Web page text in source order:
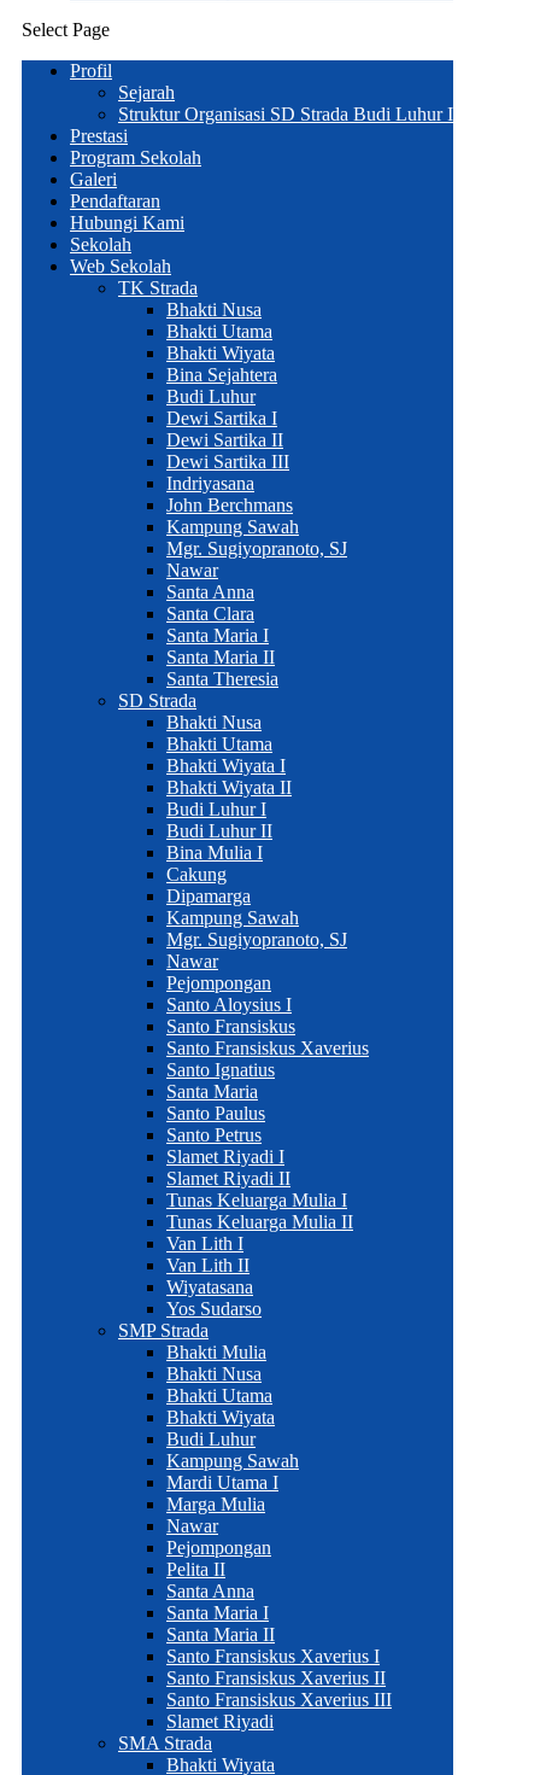
Select Page
Profil
Sejarah
Struktur Organisasi SD Strada Budi Luhur I
Prestasi
Program Sekolah
Galeri
Pendaftaran
Hubungi Kami
Sekolah
Web Sekolah
TK Strada
Bhakti Nusa
Bhakti Utama
Bhakti Wiyata
Bina Sejahtera
Budi Luhur
Dewi Sartika I
Dewi Sartika II
Dewi Sartika III
Indriyasana
John Berchmans
Kampung Sawah
Mgr. Sugiyopranoto, SJ
Nawar
Santa Anna
Santa Clara
Santa Maria I
Santa Maria II
Santa Theresia
SD Strada
Bhakti Nusa
Bhakti Utama
Bhakti Wiyata I
Bhakti Wiyata II
Budi Luhur I
Budi Luhur II
Bina Mulia I
Cakung
Dipamarga
Kampung Sawah
Mgr. Sugiyopranoto, SJ
Nawar
Pejompongan
Santo Aloysius I
Santo Fransiskus
Santo Fransiskus Xaverius
Santo Ignatius
Santa Maria
Santo Paulus
Santo Petrus
Slamet Riyadi I
Slamet Riyadi II
Tunas Keluarga Mulia I
Tunas Keluarga Mulia II
Van Lith I
Van Lith II
Wiyatasana
Yos Sudarso
SMP Strada
Bhakti Mulia
Bhakti Nusa
Bhakti Utama
Bhakti Wiyata
Budi Luhur
Kampung Sawah
Mardi Utama I
Marga Mulia
Nawar
Pejompongan
Pelita II
Santa Anna
Santa Maria I
Santa Maria II
Santo Fransiskus Xaverius I
Santo Fransiskus Xaverius II
Santo Fransiskus Xaverius III
Slamet Riyadi
SMA Strada
Bhakti Wiyata